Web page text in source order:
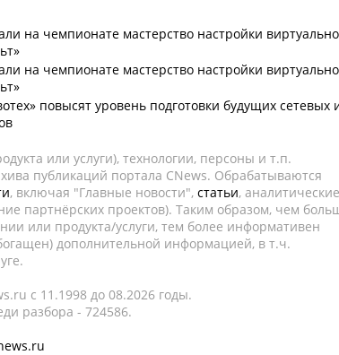
на чемпионате мастерство настройки
на чемпионате мастерство настройки
повысят уровень подготовки будущих сетевых
или услуги), технологии, персоны и т.п.
публикаций портала CNews. Обрабатываются
, включая "Главные новости", статьи, аналитические
партнёрских проектов). Таким образом, чем
или продукта/услуги, тем более информативен
дополнительной информацией, в т.ч.
c 11.1998 до 08.2026 годы.
разбора - 724586.